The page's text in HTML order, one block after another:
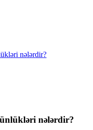
nələrdir?
nələrdir?